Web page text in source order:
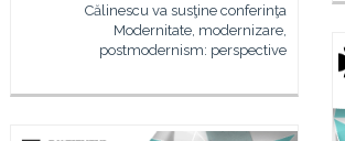
Călinescu va susţine conferinţa
Modernitate, modernizare,
postmodernism: perspective